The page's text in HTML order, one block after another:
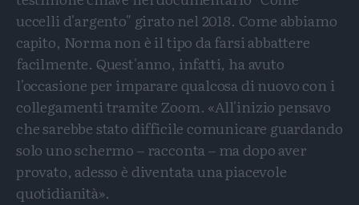
uccelli d'argento" girato nel 2018. Come abbiamo
capito, Norma non è il tipo da farsi abbattere
facilmente. Quest'anno, infatti, ha avuto
l'occasione per imparare qualcosa di nuovo con i
collegamenti tramite Zoom. «All'inizio pensavo
che sarebbe stato difficile comunicare guardando
solo uno schermo – racconta – ma dopo aver
provato, adesso è diventata una piacevole
quotidianità».